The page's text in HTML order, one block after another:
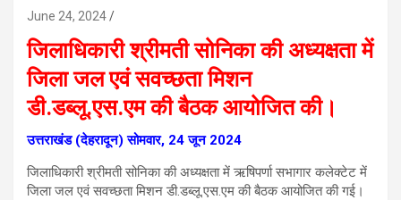
June 24, 2024
जिलाधिकारी श्रीमती सोनिका की अध्यक्षता में
जिला जल एवं सवच्छता मिशन
डी.डब्लू.एस.एम की बैठक आयोजित की।
उत्तराखंड (देहरादून) सोमवार, 24 जून 2024
जिलाधिकारी श्रीमती सोनिका की अध्यक्षता में ऋषिपर्णा सभागार कलेक्टेट में
जिला जल एवं सवच्छता मिशन डी.डब्लू.एस.एम की बैठक आयोजित की गई।